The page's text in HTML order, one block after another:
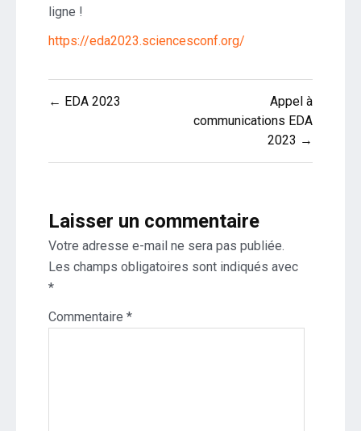
ligne !
https://eda2023.sciencesconf.org/
Navigation
l’article
← EDA 2023
Appel à
communications EDA
2023 →
Laisser un commentaire
Votre adresse e-mail ne sera pas publiée.
Les champs obligatoires sont indiqués avec
*
Commentaire *